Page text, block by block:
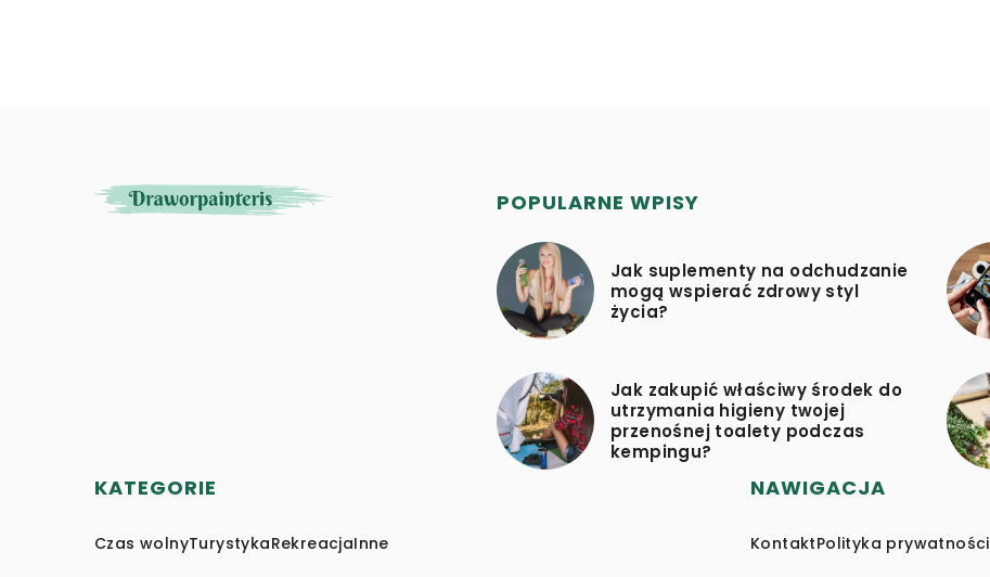
POPULARNE WPISY
Jak suplementy na odchudzanie
mogą wspierać zdrowy styl
życia?
Jak zakupić właściwy środek do
utrzymania higieny twojej
przenośnej toalety podczas
kempingu?
KATEGORIE
Czas wolnyTurystykaRekreacjaInne
NAWIGACJA
KontaktPolityka prywatności